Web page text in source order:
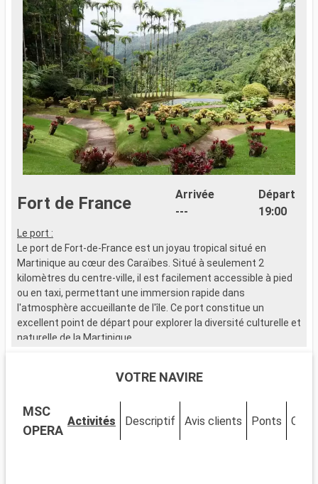
Fort de France
Arrivée
---
Départ
19:00
Le port :
Le port de Fort-de-France est un joyau tropical situé en
Martinique au cœur des Caraïbes. Situé à seulement 2
kilomètres du centre-ville, il est facilement accessible à pied
ou en taxi, permettant une immersion rapide dans
l'atmosphère accueillante de l'île. Ce port constitue un
excellent point de départ pour explorer la diversité culturelle et
naturelle de la Martinique.
Fort-de-France, capitale de la Martinique, regorge de sites
Schoelcher, célèbre pour son architecture remarquable.
Visitez le Fort Saint-Louis, qui reflète l'histoire militaire de l'île.
Le marché local, avec ses étals colorés, offre une fenêtre sur
VOTRE NAVIRE
MSC
OPERA
Activités Descriptif Avis clients Ponts